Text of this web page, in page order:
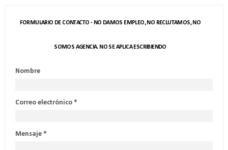
FORMULARIO DE CONTACTO - NO DAMOS EMPLEO, NO RECLUTAMOS, NO
SOMOS AGENCIA. NO SE APLICA ESCRIBIENDO
Nombre
Correo electrónico *
Mensaje *